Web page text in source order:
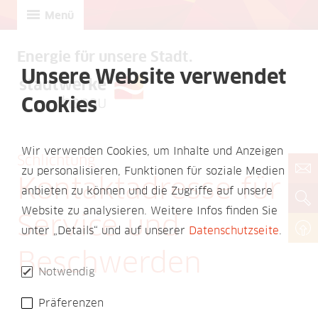
Unsere Website verwendet
Cookies
Wir verwenden Cookies, um Inhalte und Anzeigen
zu personalisieren, Funktionen für soziale Medien
anbieten zu können und die Zugriffe auf unsere
Website zu analysieren. Weitere Infos finden Sie
unter „Details“ und auf unserer Datenschutzseite.
Notwendig
Präferenzen
Menü
Energie für unsere Stadt.
Schlichtung
Kontaktadresse für
Service und
Beschwerden